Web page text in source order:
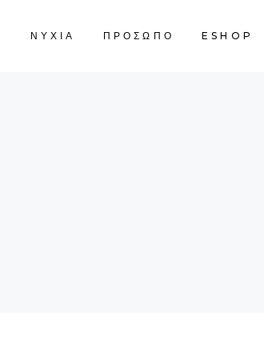
ΝΥΧΙΑ ΠΡΟΣΩΠΟ ESHOP